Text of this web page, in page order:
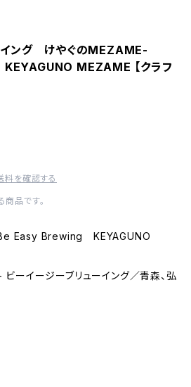
イング けやぐのMEZAME-
MEZAME 【クラフ
料を確認する
品です。
Easy Brewing KEYAGUNO
イージーブリューイング／青森、弘